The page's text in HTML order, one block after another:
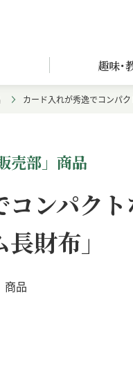
趣味･
カード入れが秀逸でコンパ
売部」商品
ンパク
財布」
商品